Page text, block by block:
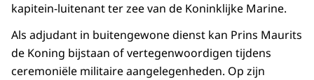
kapitein-luitenant ter zee van de Koninklijke Marine.
Als adjudant in buitengewone dienst kan Prins Maurits
de Koning bijstaan of vertegenwoordigen tijdens
ceremoniële militaire aangelegenheden. Op zijn